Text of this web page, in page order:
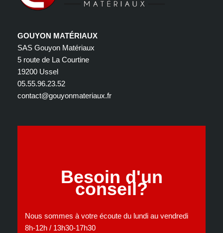
GOUYON MATÉRIAUX
SAS Gouyon Matériaux
5 route de La Courtine
19200 Ussel
05.55.96.23.52
contact@gouyonmateriaux.fr
Besoin d'un
conseil?
Nous sommes à votre écoute du lundi au vendredi
8h-12h / 13h30-17h30